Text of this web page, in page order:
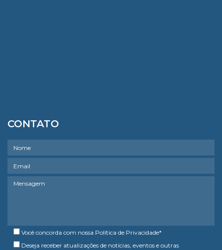
CONTATO
Você concorda com nossa Política de Privacidade*
Deseja receber atualizações de notícias, eventos e outras